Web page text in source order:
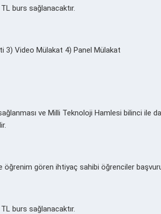
burs sağlanacaktır.
3) Video Mülakat 4) Panel Mülakat
ve Milli Teknoloji Hamlesi bilinci ile
gören ihtiyaç sahibi öğrenciler
burs sağlanacaktır.